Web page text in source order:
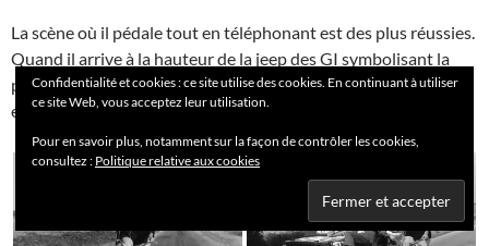
La scène où il pédale tout en téléphonant est des plus réussies.
Quand il arrive à la hauteur de la jeep des GI symbolisant la
présence américaine sur le territoire, ces derniers semblent
étonnés que la poste française soit ainsi équipée !
Confidentialité et cookies : ce site utilise des cookies. En continuant à utiliser
ce site Web, vous acceptez leur utilisation.
Pour en savoir plus, notamment sur la façon de contrôler les cookies,
consultez : Politique relative aux cookies